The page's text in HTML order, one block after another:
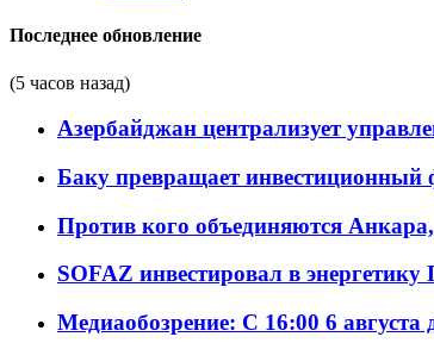
Последнее обновление
(5 часов назад)
Азербайджан централизует
Баку превращает инвестиционный
Против кого объединяются
SOFAZ инвестировал в
Медиаобозрение: С 16:00 6 августа